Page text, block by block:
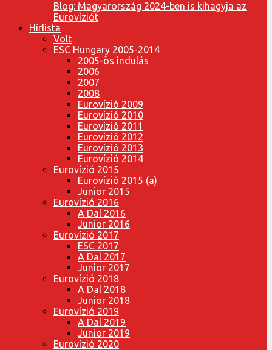
Blog: Magyarország 2024-ben is kihagyja az
Eurovíziót
Hírlista
Volt
ESC Hungary 2005-2014
2005-ös indulás
2006
2007
2008
Eurovízió 2009
Eurovízió 2010
Eurovízió 2011
Eurovízió 2012
Eurovízió 2013
Eurovízió 2014
Eurovízió 2015
Eurovízió 2015 (a)
Junior 2015
Eurovízió 2016
A Dal 2016
Junior 2016
Eurovízió 2017
ESC 2017
A Dal 2017
Junior 2017
Eurovízió 2018
A Dal 2018
Junior 2018
Eurovízió 2019
A Dal 2019
Junior 2019
Eurovízió 2020